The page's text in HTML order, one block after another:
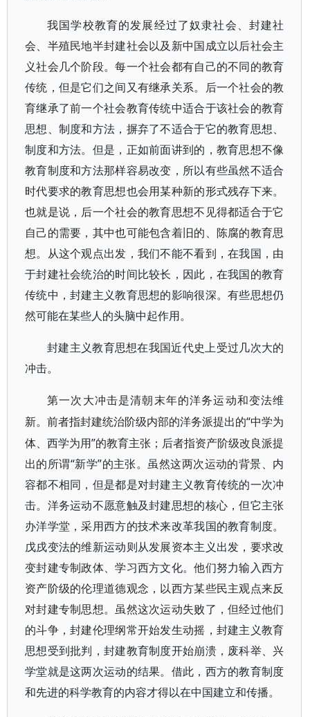
我国学校教育的发展经过了奴隶社会、封建社
会、半殖民地半封建社会以及新中国成立以后社会主
义社会几个阶段。每一个社会都有自己的不同的教育
传统，但是它们之间又有继承关系。后一个社会的教
育继承了前一个社会教育传统中适合于该社会的教育
思想、制度和方法，摒弃了不适合于它的教育思想、
制度和方法。但是，正如前面讲到的，教育思想不像
教育制度和方法那样容易改变，所以有些虽然不适合
时代要求的教育思想也会用某种新的形式残存下来。
也就是说，后一个社会的教育思想不见得都适合于它
自己的需要，其中也可能包含着旧的、陈腐的教育思
想。从这个观点出发，我们不能不看到，在我国，由
于封建社会统治的时间比较长，因此，在我国的教育
传统中，封建主义教育思想的影响很深。有些思想仍
然可能在某些人的头脑中起作用。
封建主义教育思想在我国近代史上受过几次大的
冲击。
第一次大冲击是清朝末年的洋务运动和变法维
新。前者指封建统治阶级内部的洋务派提出的“中学为
体、西学为用”的教育主张；后者指资产阶级改良派提
出的所谓“新学”的主张。虽然这两次运动的背景、内
容都不相同，但是都是对封建主义教育传统的一次冲
击。洋务运动不愿意触及封建思想的核心，但它主张
办洋学堂，采用西方的技术来改革我国的教育制度。
戊戌变法的维新运动则从发展资本主义出发，要求改
变封建专制政体、学习西方文化。他们努力输入西方
资产阶级的伦理道德观念，以西方某些民主观点来反
对封建专制思想。虽然这次运动失败了，但经过他们
的斗争，封建伦理纲常开始发生动摇，封建主义教育
思想受到批判，封建教育制度开始崩溃，废科举、兴
学堂就是这两次运动的结果。借此，西方的教育制度
和先进的科学教育的内容才得以在中国建立和传播。